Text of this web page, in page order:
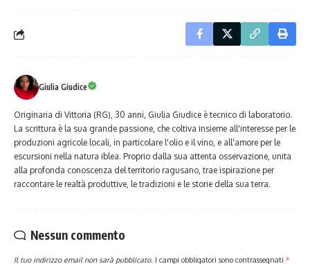
Giulia Giudice
Originaria di Vittoria (RG), 30 anni, Giulia Giudice è tecnico di laboratorio.
La scrittura è la sua grande passione, che coltiva insieme all'interesse per le
produzioni agricole locali, in particolare l'olio e il vino, e all'amore per le
escursioni nella natura iblea. Proprio dalla sua attenta osservazione, unita
alla profonda conoscenza del territorio ragusano, trae ispirazione per
raccontare le realtà produttive, le tradizioni e le storie della sua terra.
Nessun commento
Il tuo indirizzo email non sarà pubblicato. I campi obbligatori sono contrassegnati *